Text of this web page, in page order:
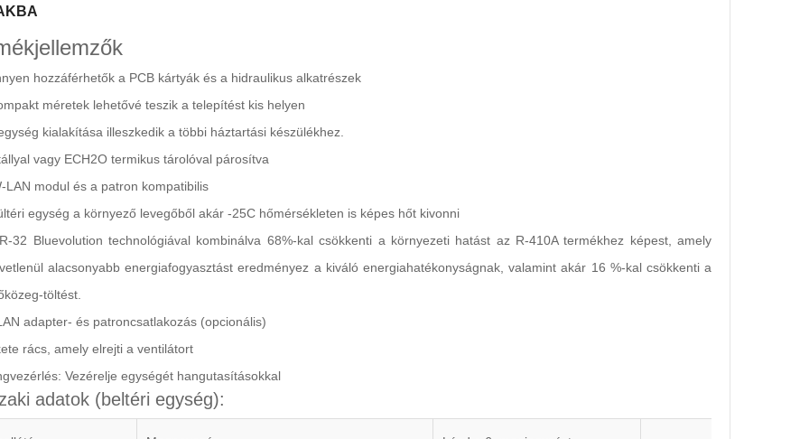
hozzáférhetők a PCB kártyák és a hidraulikus alkatrészek
méretek lehetővé teszik a telepítést kis helyen
kialakítása illeszkedik a többi háztartási készülékhez.
vagy ECH2O termikus tárolóval párosítva
LAN modul és a patron kompatibilis
egység a környező levegőből akár -25C hőmérsékleten is képes hőt kivonni
32 Bluevolution technológiával kombinálva 68%-kal csökkenti a környezeti hatást az R-410A termékhez képest, amely
alacsonyabb energiafogyasztást eredményez a kiváló energiahatékonyságnak, valamint akár 16 %-kal csökkenti a
töltést.
adapter- és patroncsatlakozás (opcionális)
rács, amely elrejti a ventilátort
Vezérelje egységét hangutasításokkal
adatok (beltéri egység):